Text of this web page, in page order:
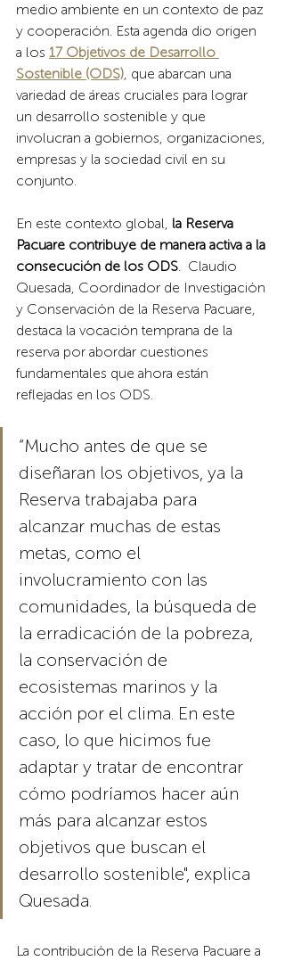
medio ambiente en un contexto de paz
y cooperación. Esta agenda dio origen
a los 17 Objetivos de Desarrollo
Sostenible (ODS), que abarcan una
variedad de áreas cruciales para lograr
un desarrollo sostenible y que
involucran a gobiernos, organizaciones,
empresas y la sociedad civil en su
conjunto.
En este contexto global, la Reserva
Pacuare contribuye de manera activa a la
consecución de los ODS.  Claudio
Quesada, Coordinador de Investigación
y Conservación de la Reserva Pacuare,
destaca la vocación temprana de la
reserva por abordar cuestiones
fundamentales que ahora están
reflejadas en los ODS.
“Mucho antes de que se
diseñaran los objetivos, ya la
Reserva trabajaba para
alcanzar muchas de estas
metas, como el
involucramiento con las
comunidades, la búsqueda de
la erradicación de la pobreza,
la conservación de
ecosistemas marinos y la
acción por el clima. En este
caso, lo que hicimos fue
adaptar y tratar de encontrar
cómo podríamos hacer aún
más para alcanzar estos
objetivos que buscan el
desarrollo sostenible", explica
Quesada.
La contribución de la Reserva Pacuare a